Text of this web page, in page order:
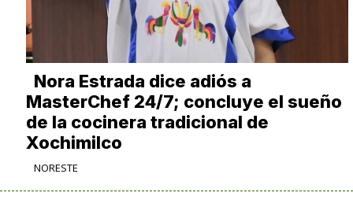
Nora Estrada dice adiós a
MasterChef 24/7; concluye el sueño
de la cocinera tradicional de
Xochimilco
NORESTE